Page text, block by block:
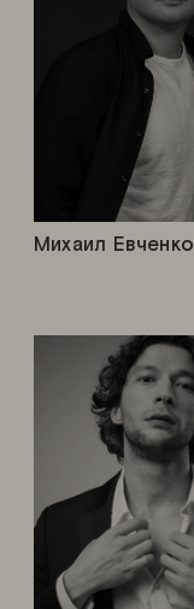
Михаил Евченко